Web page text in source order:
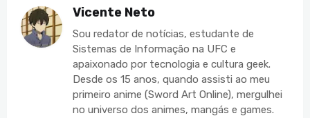
Vicente Neto
Sou redator de notícias, estudante de
Sistemas de Informação na UFC e
apaixonado por tecnologia e cultura geek.
Desde os 15 anos, quando assisti ao meu
primeiro anime (Sword Art Online), mergulhei
no universo dos animes, mangás e games.